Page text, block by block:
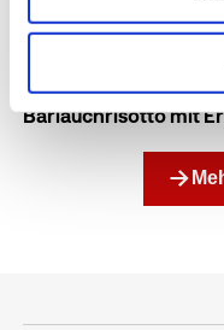
Azteken Schokolade
Bärlauchrisotto mit